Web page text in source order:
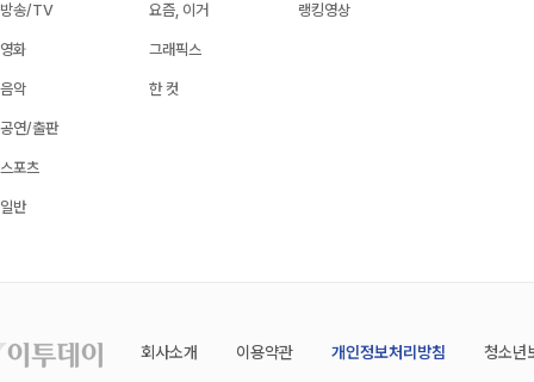
방송/TV
영화
음악
공연/출판
스포츠
일반
요즘, 이거
그래픽스
한 컷
랭킹영상
회사소개 이용약관 개인정보처리방침 청소년